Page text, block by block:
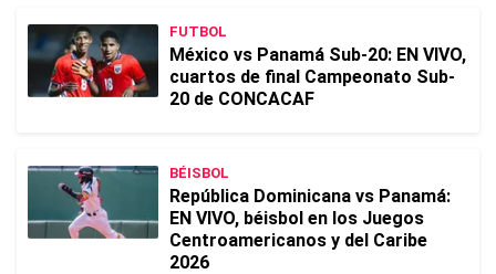
FUTBOL
México vs Panamá Sub-20: EN VIVO,
cuartos de final Campeonato Sub-
20 de CONCACAF
BÉISBOL
República Dominicana vs Panamá:
EN VIVO, béisbol en los Juegos
Centroamericanos y del Caribe
2026